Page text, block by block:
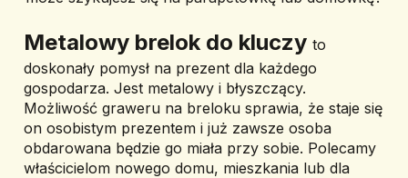
Metalowy brelok do kluczy to
doskonały pomysł na prezent dla każdego
gospodarza. Jest metalowy i błyszczący.
Możliwość graweru na breloku sprawia, że staje się
on osobistym prezentem i już zawsze osoba
obdarowana będzie go miała przy sobie. Polecamy
właścicielom nowego domu, mieszkania lub dla